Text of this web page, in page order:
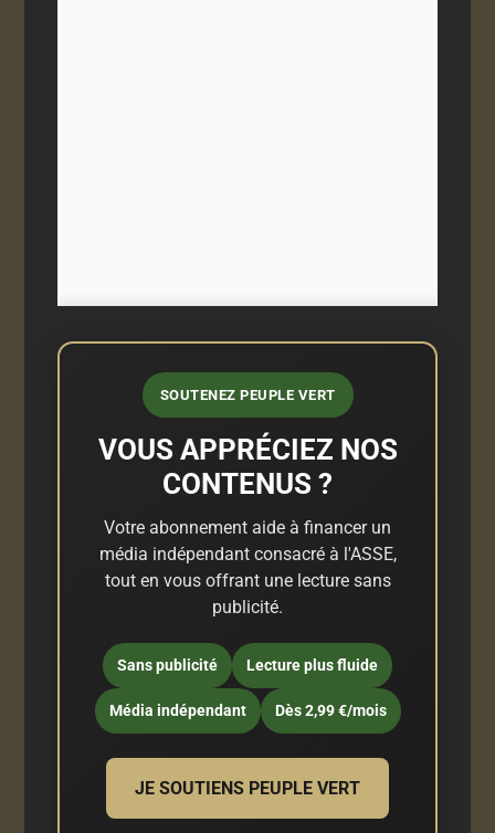
SOUTENEZ PEUPLE VERT
VOUS APPRÉCIEZ NOS
CONTENUS ?
Votre abonnement aide à financer un
média indépendant consacré à l'ASSE,
tout en vous offrant une lecture sans
publicité.
Sans publicité Lecture plus fluide
Média indépendant Dès 2,99 €/mois
JE SOUTIENS PEUPLE VERT